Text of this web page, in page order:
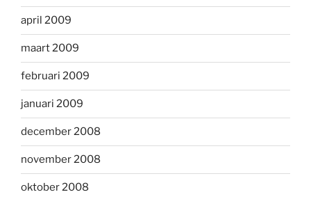
april 2009
maart 2009
februari 2009
januari 2009
december 2008
november 2008
oktober 2008